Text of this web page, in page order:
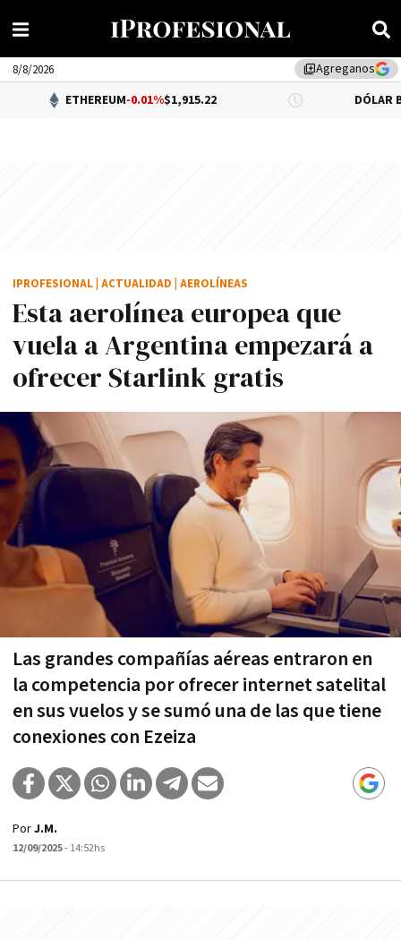
library_addAgreganos
8/8/2026
-0.01%$1,915.22 DÓLAR BNA $1,520.00
Esta aerolínea europea que
vuela a Argentina empezará a
ofrecer Starlink gratis
Las grandes compañías aéreas entraron en
la competencia por ofrecer internet satelital
en sus vuelos y se sumó una de las que tiene
conexiones con Ezeiza
IPROFESIONAL ACTUALIDAD AEROLÍNEAS
PorJ.M.
12/09/2025- 14:52hs